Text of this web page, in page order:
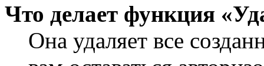
Что делает функция
Она удаляет все